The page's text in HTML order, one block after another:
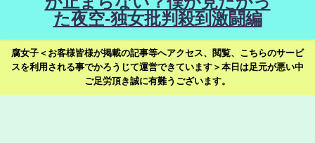
た夜空-独女批判殺到激闘編
腐女子＜お客様皆様が掲載の記事等へアクセス、閲覧、こちらのサービ
スを利用される事でかろうじて運営できています＞本日は足元が悪い中
ご足労頂き誠に有難うございます。